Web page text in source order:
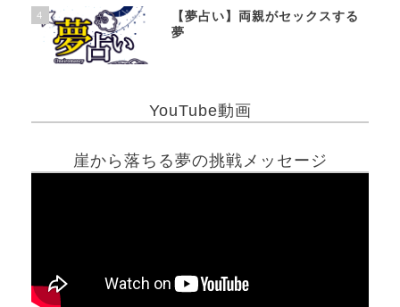
4
【夢占い】両親がセックスする
夢
YouTube動画
崖から落ちる夢の挑戦メッセージ